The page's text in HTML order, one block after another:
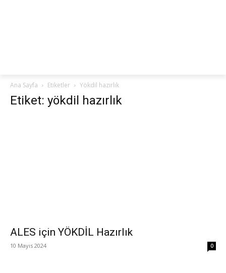
Ana Sayfa Etiketler Yökdil hazırlık
Etiket: yökdil hazırlık
ALES için YÖKDİL Hazırlık
10 Mayıs 2024 0